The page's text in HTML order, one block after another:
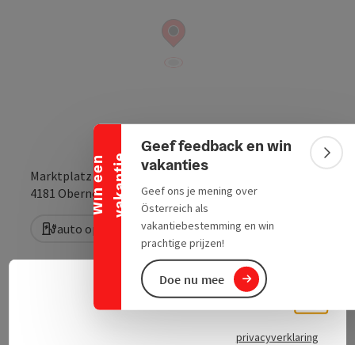
W
i
n
e
e
n
v
a
k
a
n
t
ie
Banner inklappen
Geef feedback en win
vakanties
Geef ons je mening over
Österreich als
vakantiebestemming en win
prachtige prijzen!
Doe nu mee
Marktplatz
4181 Oberneukirchen
auto oplaadstation e-bike oplaadpunt
Exploitant: Energie AG
privacyverklaring